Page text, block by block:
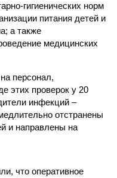
гигиенических норм
питания детей и
а также
медицинских
персонал,
этих проверок у 20
инфекций –
отстранены
и направлены на
что оперативное